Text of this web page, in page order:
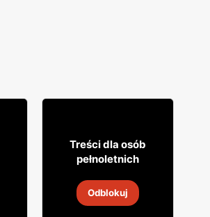
999
19 sie 2026
Treści dla osób
pełnoletnich
Odblokuj